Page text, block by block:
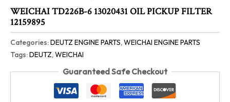
WEICHAI TD226B-6 13020431 OIL PICKUP FILTER
12159895
Categories:DEUTZ ENGINE PARTS,WEICHAI ENGINE PARTS
Tags:DEUTZ,WEICHAI
Guaranteed Safe Checkout